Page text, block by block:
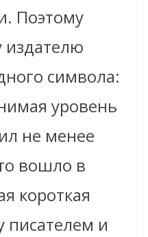
Поэтому
издателю
символа:
уровень
не менее
вошло в
короткая
писателем и